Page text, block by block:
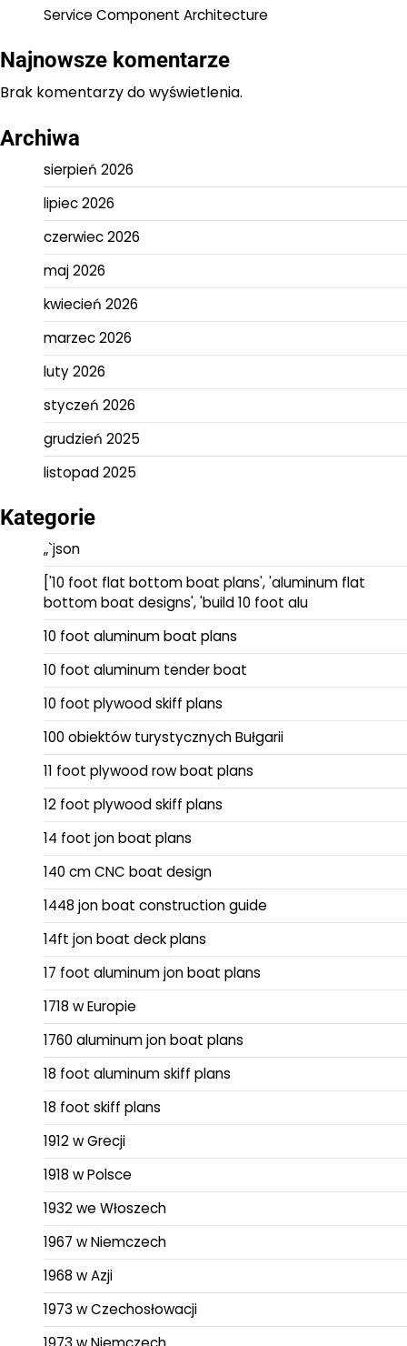
Service Component Architecture
Najnowsze komentarze
Brak komentarzy do wyświetlenia.
Archiwa
sierpień 2026
lipiec 2026
czerwiec 2026
maj 2026
kwiecień 2026
marzec 2026
luty 2026
styczeń 2026
grudzień 2025
listopad 2025
Kategorie
„`json
['10 foot flat bottom boat plans', 'aluminum flat
bottom boat designs', 'build 10 foot alu
10 foot aluminum boat plans
10 foot aluminum tender boat
10 foot plywood skiff plans
100 obiektów turystycznych Bułgarii
11 foot plywood row boat plans
12 foot plywood skiff plans
14 foot jon boat plans
140 cm CNC boat design
1448 jon boat construction guide
14ft jon boat deck plans
17 foot aluminum jon boat plans
1718 w Europie
1760 aluminum jon boat plans
18 foot aluminum skiff plans
18 foot skiff plans
1912 w Grecji
1918 w Polsce
1932 we Włoszech
1967 w Niemczech
1968 w Azji
1973 w Czechosłowacji